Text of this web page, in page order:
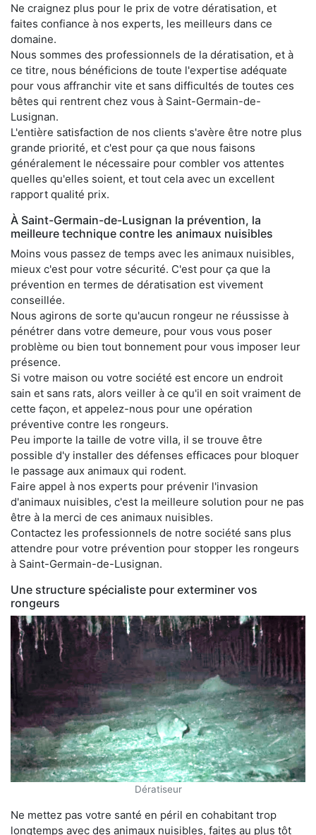
Ne craignez plus pour le prix de votre dératisation, et
faites confiance à nos experts, les meilleurs dans ce
domaine.
Nous sommes des professionnels de la dératisation, et à
ce titre, nous bénéficions de toute l'expertise adéquate
pour vous affranchir vite et sans difficultés de toutes ces
bêtes qui rentrent chez vous à Saint-Germain-de-
Lusignan.
L'entière satisfaction de nos clients s'avère être notre plus
grande priorité, et c'est pour ça que nous faisons
généralement le nécessaire pour combler vos attentes
quelles qu'elles soient, et tout cela avec un excellent
rapport qualité prix.
À Saint-Germain-de-Lusignan la prévention, la
meilleure technique contre les animaux nuisibles
Moins vous passez de temps avec les animaux nuisibles,
mieux c'est pour votre sécurité. C'est pour ça que la
prévention en termes de dératisation est vivement
conseillée.
Nous agirons de sorte qu'aucun rongeur ne réussisse à
pénétrer dans votre demeure, pour vous vous poser
problème ou bien tout bonnement pour vous imposer leur
présence.
Si votre maison ou votre société est encore un endroit
sain et sans rats, alors veiller à ce qu'il en soit vraiment de
cette façon, et appelez-nous pour une opération
préventive contre les rongeurs.
Peu importe la taille de votre villa, il se trouve être
possible d'y installer des défenses efficaces pour bloquer
le passage aux animaux qui rodent.
Faire appel à nos experts pour prévenir l'invasion
d'animaux nuisibles, c'est la meilleure solution pour ne pas
être à la merci de ces animaux nuisibles.
Contactez les professionnels de notre société sans plus
attendre pour votre prévention pour stopper les rongeurs
à Saint-Germain-de-Lusignan.
Une structure spécialiste pour exterminer vos
rongeurs
Dératiseur
Ne mettez pas votre santé en péril en cohabitant trop
longtemps avec des animaux nuisibles, faites au plus tôt